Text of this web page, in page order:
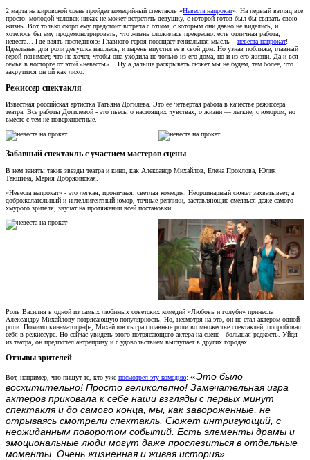
2 марта на кировской сцене пройдет комедийный спектакль «Невеста напрокат». На первый взгляд все
просто: молодой человек никак не может встретить девушку, с которой готов был бы связать свою
жизнь. Вот только скоро ему предстоит встреча с отцом, с которым они давно не виделись, и
хотелось бы ему продемонстрировать, что жизнь сложилась прекрасно: есть отличная работа,
невеста… Где взять последнюю? Главного героя посещает гениальная мысль – невеста напрокат!
Идеальная для роли девушка нашлась, и парень впустил ее в свой дом. Но узнав поближе, главный
герой понимает, что не хочет, чтобы она уходила не только из его дома, но и из его жизни. Да и вся
семья в восторге от этой «невесты»... Ну а дальше раскрывать сюжет мы не будем, тем более, что
закрутится он ой как лихо.
Режиссер спектакля
Известная российская артистка Татьяна Догилева. Это ее четвертая работа в качестве режиссера
театра. Все работы Догилевой - это пьесы о настоящих чувствах, о жизни — легкие, с юмором, но
вместе с тем не поверхностные.
Забавный спектакль с участием мастеров сцены
В нем заняты такие звезды театра и кино, как Александр Михайлов, Елена Проклова, Юлия
Такшина, Мария Добржинская.
«Невеста напрокат» - это легкая, ироничная, светлая комедия. Неординарный сюжет захватывает, а
доброжелательный и интеллигентный юмор, точные реплики, заставляющие смеяться даже самого
хмурого зрителя, звучат на протяжении всей постановки.
Роль Василия в одной из самых любимых советских комедий «Любовь и голуби» принесла
Александру Михайлову потрясающую популярность. Но, несмотря на это, он не стал актером одной
роли. Помимо кинематографа, Михайлов сыграл главные роли во множестве спектаклей, попробовал
себя в режиссуре. Но сейчас увидеть этого потрясающего актера на сцене - большая редкость. Уйдя
из театра, он предпочел антрепризу и с удовольствием выступает в других городах.
Отзывы зрителей
Вот, например, что пишут те, кто уже посмотрел эту комедию: «Это было
восхитительно! Просто великолепно! Замечательная игра
актеров приковала к себе наши взгляды с первых минут
спектакля и до самого конца, мы, как завороженные, не
отрываясь смотрели спектакль. Сюжет интригующий, с
неожиданным поворотом событий. Есть элементы драмы и
эмоциональные люди могут даже прослезиться в отдельные
моменты. Очень жизненная и живая история».